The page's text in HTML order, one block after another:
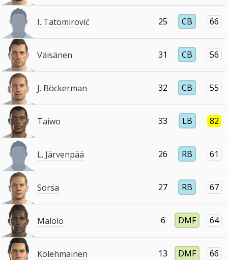
I. Tatomirović 25 CB 66
Väisänen 31 CB 56
J. Böckerman 32 CB 55
Taiwo 33 LB 82
L. Järvenpää 26 RB 61
Sorsa 27 RB 67
Malolo 6 DMF 64
Kolehmainen 13 DMF 66